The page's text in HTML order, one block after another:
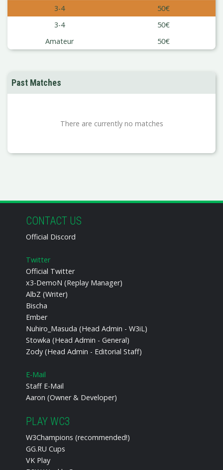
3-4
50€
3-4
50€
Amateur
50€
Past Matches
There are currently no matches
CONTACT US
Official Discord
Twitter
Official Twitter
x3-DemoN (Replay Manager)
AlbZ (Writer)
Bischa
Ember
Nuhiro_Masuda (Head Admin - W3iL)
Stowka (Head Admin - General)
Zody (Head Admin - Editorial Staff)
E-Mail
Staff E-Mail
Aaron (Owner & Developer)
PLAY WC3
W3Champions (recommended!)
GG.RU Cups
VK Play